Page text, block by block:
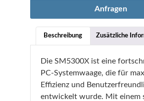
Beschreibung Zusätzliche
Die SM5300X ist eine
PC-Systemwaage, die für
Effizienz und
entwickelt wurde. Mit einem
Anfragen